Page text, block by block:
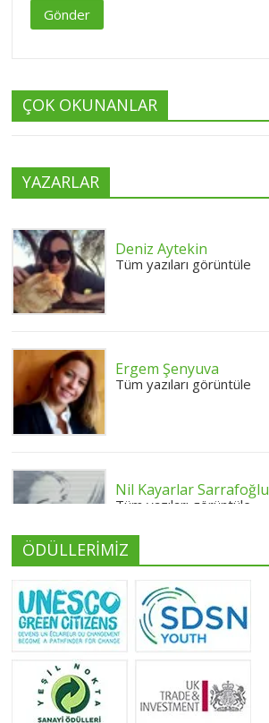
Gönder
ÇOK OKUNANLAR
YAZARLAR
Deniz Aytekin
Tüm yazıları görüntüle
Ergem Şenyuva
Tüm yazıları görüntüle
Nil Kayarlar Sarrafoğlu
Tüm yazıları görüntüle
Yeliz Yılmaz
Tüm yazıları görüntüle
ÖDÜLLERİMİZ